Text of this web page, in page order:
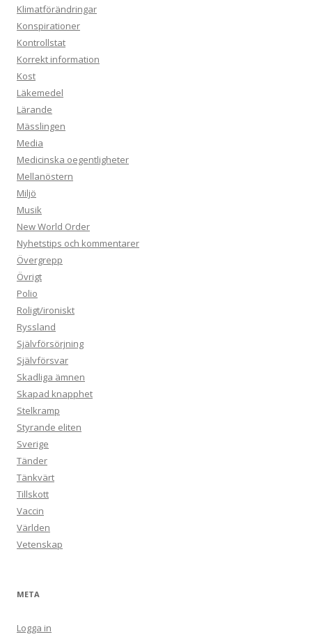
Klimatförändringar
Konspirationer
Kontrollstat
Korrekt information
Kost
Läkemedel
Lärande
Mässlingen
Media
Medicinska oegentligheter
Mellanöstern
Miljö
Musik
New World Order
Nyhetstips och kommentarer
Övergrepp
Övrigt
Polio
Roligt/ironiskt
Ryssland
Självförsörjning
Självförsvar
Skadliga ämnen
Skapad knapphet
Stelkramp
Styrande eliten
Sverige
Tänder
Tänkvärt
Tillskott
Vaccin
Världen
Vetenskap
META
Logga in